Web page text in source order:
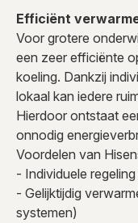
Efficiënt
Voor grotere
een zeer efficiënte
koeling. Dankzij
lokaal kan iedere
Hierdoor ontstaat
onnodig
Voordelen van
- Individuele
- Gelijktijdig
systemen)